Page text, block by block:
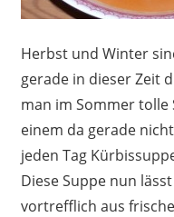
Herbst und Winter
gerade in dieser Zeit
man im Sommer tolle
einem da gerade
jeden Tag
Diese Suppe nun
vortrefflich aus